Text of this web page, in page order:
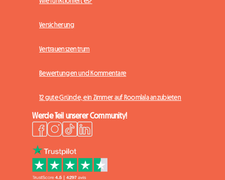
Versicherung
Vertrauenszentrum
Bewertungen und Kommentare
12 gute Gründe, ein Zimmer auf Roomlala anzubieten
Werde Teil unserer Community!